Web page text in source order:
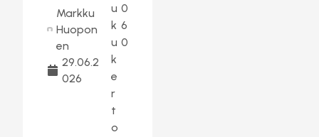
Markku
Huopon
en
29.06.2
026
u
k
u
k
e
r
t
o
0
6
0